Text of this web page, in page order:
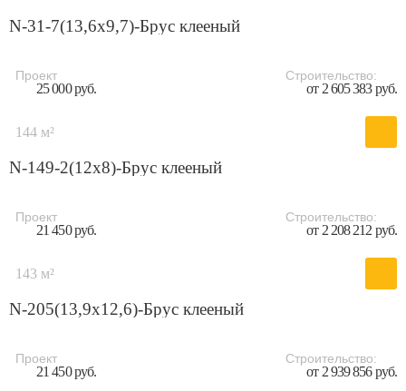
N-31-7(13,6х9,7)-Брус клееный
Проект
25 000 руб.
Строительство:
от 2 605 383 руб.
144 м²
N-149-2(12x8)-Брус клееный
Проект
21 450 руб.
Строительство:
от 2 208 212 руб.
143 м²
N-205(13,9x12,6)-Брус клееный
Проект
21 450 руб.
Строительство:
от 2 939 856 руб.